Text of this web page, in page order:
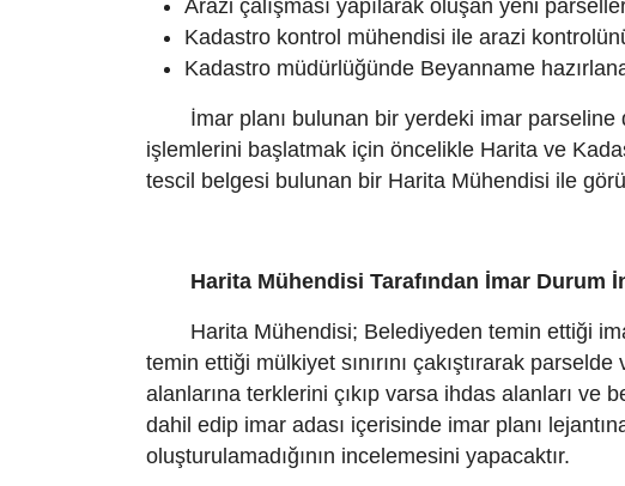
Arazi çalışması yapılarak oluşan yeni
Kadastro kontrol mühendisi ile arazi
Kadastro müdürlüğünde Beyanname
İmar planı bulunan bir yerdeki imar
işlemlerini başlatmak için öncelikle Harita ve
tescil belgesi bulunan bir Harita Mühendisi ile
Harita Mühendisi Tarafından İmar Durum
Harita Mühendisi; Belediyeden temin ettiği
temin ettiği mülkiyet sınırını çakıştırarak
alanlarına terklerini çıkıp varsa ihdas alanları ve
dahil edip imar adası içerisinde imar planı
oluşturulamadığının incelemesini yapacaktır.